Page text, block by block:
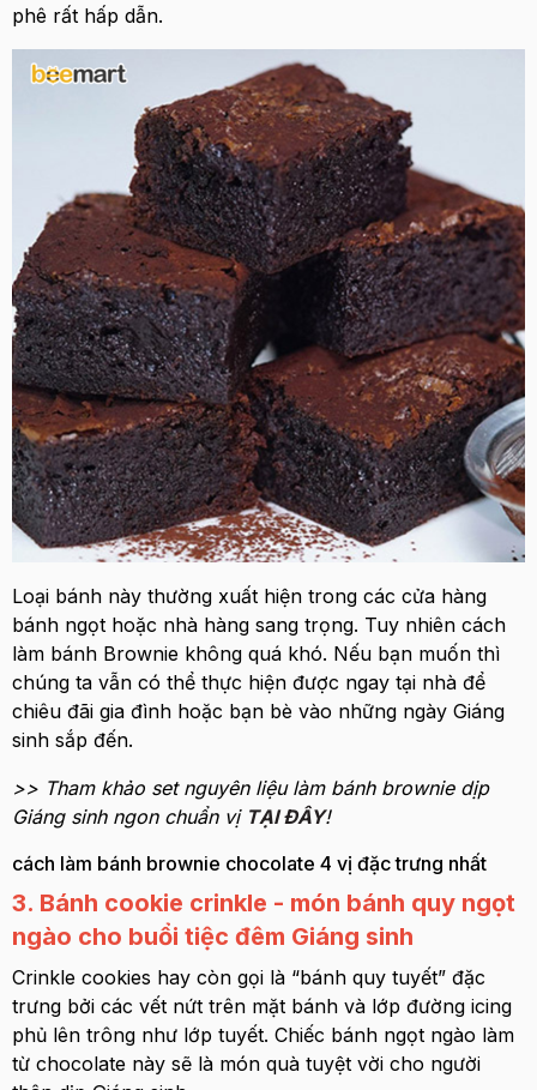
phê rất hấp dẫn.
Loại bánh này thường xuất hiện trong các cửa hàng
bánh ngọt hoặc nhà hàng sang trọng. Tuy nhiên cách
làm bánh Brownie không quá khó. Nếu bạn muốn thì
chúng ta vẫn có thể thực hiện được ngay tại nhà để
chiêu đãi gia đình hoặc bạn bè vào những ngày Giáng
sinh sắp đến.
>> Tham khảo set nguyên liệu làm bánh brownie dịp
Giáng sinh ngon chuẩn vị TẠI ĐÂY!
cách làm bánh brownie chocolate 4 vị đặc trưng nhất
3. Bánh cookie crinkle - món bánh quy ngọt
ngào cho buổi tiệc đêm Giáng sinh
Crinkle cookies hay còn gọi là “bánh quy tuyết” đặc
trưng bởi các vết nứt trên mặt bánh và lớp đường icing
phủ lên trông như lớp tuyết. Chiếc bánh ngọt ngào làm
từ chocolate này sẽ là món quà tuyệt vời cho người